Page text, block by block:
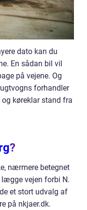
dato kan du
En sådan bil vil
på vejene. Og
forhandler
køreklar stand fra
?
nærmere betegnet
vejen forbi N.
et stort udvalg af
på nkjaer.dk.